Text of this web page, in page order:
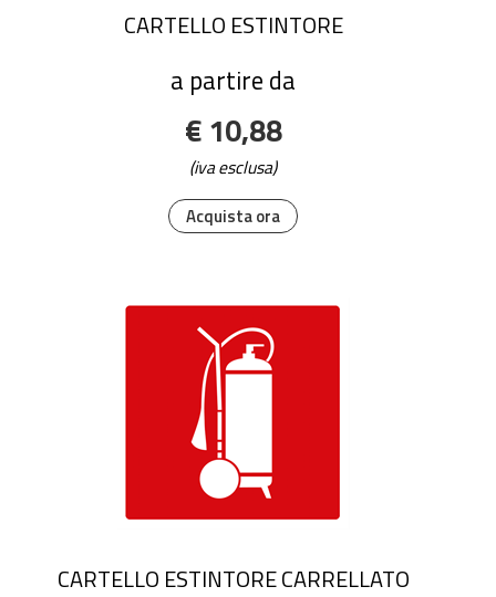
Acquista ora
CARTELLO ESTINTORE
a partire da
€ 10,88
(iva esclusa)
CARTELLO ESTINTORE CARRELLATO